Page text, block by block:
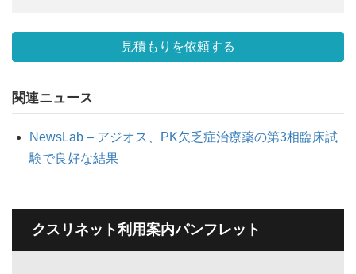
見積もりを依頼する
関連ニュース
NewsLab – アジオス、PK欠乏症治療薬の第3相臨床試
験で良好な結果
クスリネット利用案内パンフレット